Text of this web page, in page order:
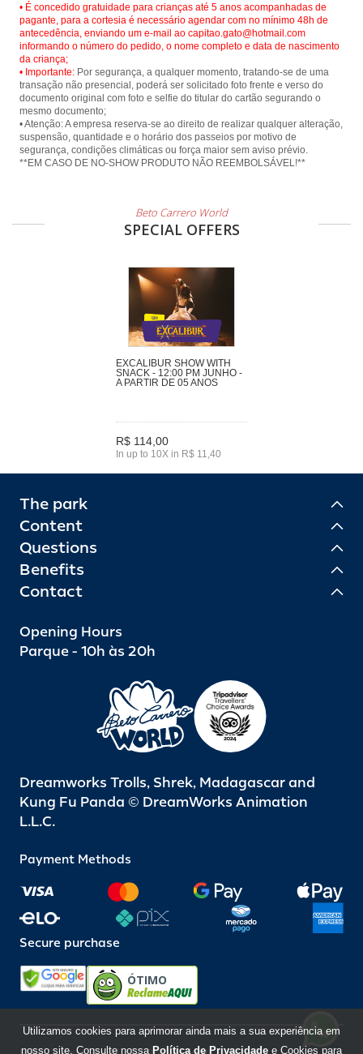
• É concedido gratuidade para crianças até 5 anos acompanhadas de
pagante, para a cortesia é necessário agendar com no mínimo 48h de
antecedência, enviando um e-mail ao capitao.gato@hotmail.com
informando o número do pedido, o nome completo e data de nascimento
da criança;
• Importante: Por segurança, a qualquer momento, tratando-se de uma
transação não presencial, poderá ser solicitado foto frente e verso do
documento original com foto e selfie do titular do cartão segurando o
mesmo documento;
• Atenção: A empresa reserva-se ao direito de realizar qualquer alteração,
suspensão, quantidade e o horário dos passeios por motivo de
segurança, condições climáticas ou força maior sem aviso prévio.
**EM CASO DE NO-SHOW PRODUTO NÃO REEMBOLSÁVEL!**
Beto Carrero World
SPECIAL OFFERS
EXCALIBUR SHOW WITH
SNACK - 12:00 PM JUNHO -
A PARTIR DE 05 ANOS
R$ 114,00
In up to 10X in R$ 11,40
The park
Content
Questions
Benefits
Contact
Opening Hours
Parque - 10h às 20h
Dreamworks Trolls, Shrek, Madagascar and
Kung Fu Panda © DreamWorks Animation
L.L.C.
Payment Methods
Secure purchase
ÓTIMO
Utilizamos cookies para aprimorar ainda mais a sua experiência em
nosso site. Consulte nossa Política de Privacidade e Cookies para